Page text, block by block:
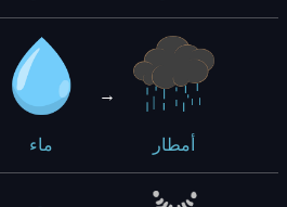
ماء
→
أمطار